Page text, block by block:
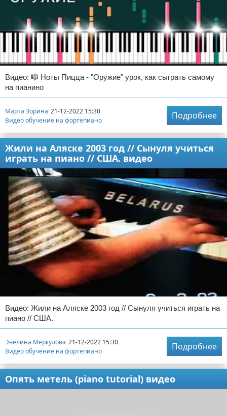
Видео: 🎼 Ноты Пицца - "Оружие" урок, как сыграть самому
на пианино
Марта Зорина 21-12-2022 15:30
Видео обучение на фортепиано
Подробнее
Жили на Аляске 2003 год // Сынуля учиться
играть на пиано // США. видео
Видео: Жили на Аляске 2003 год // Сынуля учиться играть на
пиано // США.
Эвелина Меркулова 21-12-2022 15:30
Видео обучение на фортепиано
Подробнее
Опять метель (piano tutorial) видео